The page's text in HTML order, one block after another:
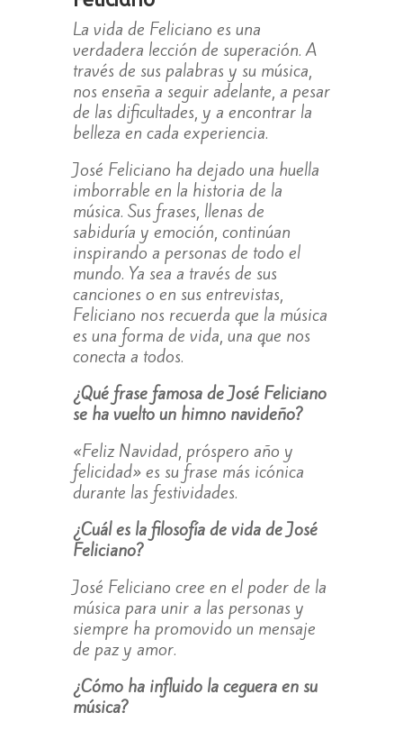
La vida de Feliciano es una
verdadera lección de superación. A
través de sus palabras y su música,
nos enseña a seguir adelante, a pesar
de las dificultades, y a encontrar la
belleza en cada experiencia.
José Feliciano ha dejado una huella
imborrable en la historia de la
música. Sus frases, llenas de
sabiduría y emoción, continúan
inspirando a personas de todo el
mundo. Ya sea a través de sus
canciones o en sus entrevistas,
Feliciano nos recuerda que la música
es una forma de vida, una que nos
conecta a todos.
¿Qué frase famosa de José Feliciano
se ha vuelto un himno navideño?
«Feliz Navidad, próspero año y
felicidad» es su frase más icónica
durante las festividades.
¿Cuál es la filosofía de vida de José
Feliciano?
José Feliciano cree en el poder de la
música para unir a las personas y
siempre ha promovido un mensaje
de paz y amor.
¿Cómo ha influido la ceguera en su
música?